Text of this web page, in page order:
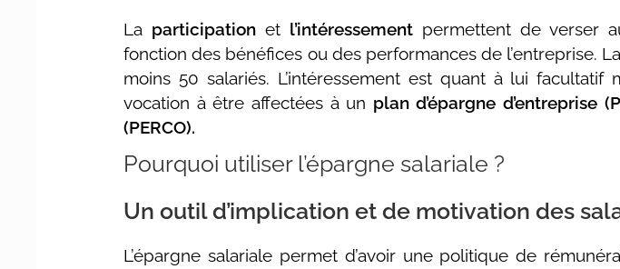
La participation et l’intéressement permettent de verser
fonction des bénéfices ou des performances de l’entreprise.
moins 50 salariés. L’intéressement est quant à lui
vocation à être affectées à un plan d’épargne d’entreprise
(PERCO).
Pourquoi utiliser l’épargne salariale ?
Un outil d’implication et de motivation des
L’épargne salariale permet d’avoir une politique de